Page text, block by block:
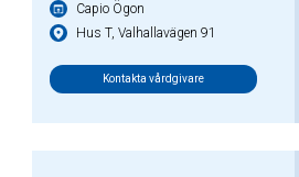
Capio Ögon
Hus T, Valhallavägen 91
Kontakta vårdgivare